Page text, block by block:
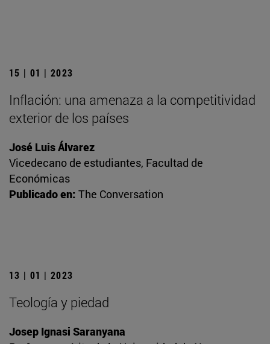
15 | 01 | 2023
Inflación: una amenaza a la competitividad
exterior de los países
José Luis Álvarez
Vicedecano de estudiantes, Facultad de
Económicas
Publicado en: The Conversation
13 | 01 | 2023
Teología y piedad
Josep Ignasi Saranyana